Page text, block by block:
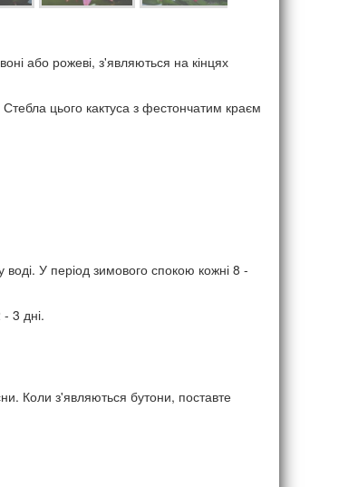
або рожеві, з'являються на кінцях
цього кактуса з фестончатим краєм
У період зимового спокою кожні 8 -
3 дні.
Коли з'являються бутони, поставте